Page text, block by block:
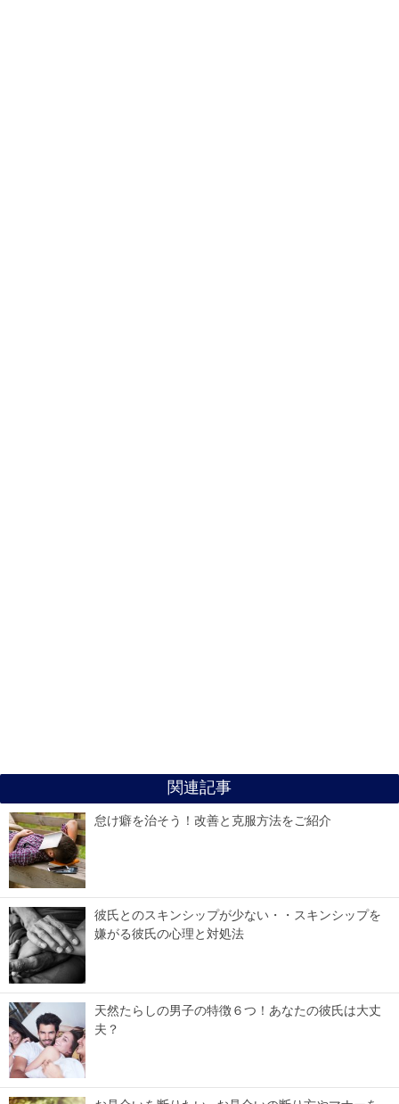
関連記事
怠け癖を治そう！改善と克服方法をご紹介
彼氏とのスキンシップが少ない・・スキンシップを
嫌がる彼氏の心理と対処法
天然たらしの男子の特徴６つ！あなたの彼氏は大丈
夫？